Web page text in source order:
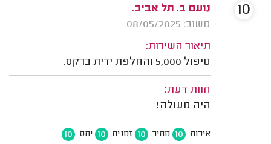
נועם ב. תל אביב.
משוב: 08/05/2025
תיאור השירות:
טיפול 5,000 והחלפת ידית ברקס.
חוות דעת:
היה מעולה!
איכות 10 מחיר 10 זמנים 10 יחס 10
10